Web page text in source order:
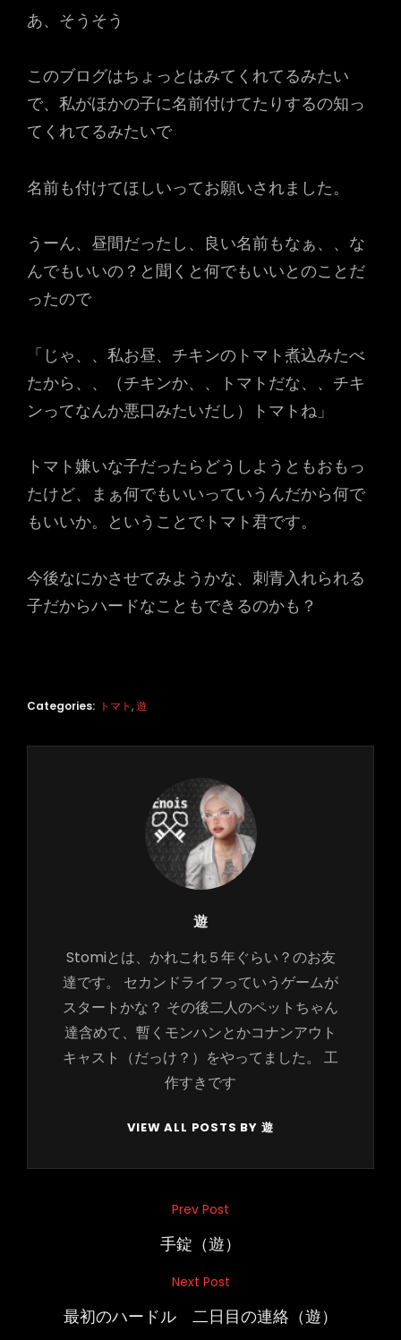
あ、そうそう
このブログはちょっとはみてくれてるみたい
で、私がほかの子に名前付けてたりするの知っ
てくれてるみたいで
名前も付けてほしいってお願いされました。
うーん、昼間だったし、良い名前もなぁ、、な
んでもいいの？と聞くと何でもいいとのことだ
ったので
「じゃ、、私お昼、チキンのトマト煮込みたべ
たから、、（チキンか、、トマトだな、、チキ
ンってなんか悪口みたいだし）トマトね」
トマト嫌いな子だったらどうしようともおもっ
たけど、まぁ何でもいいっていうんだから何で
もいいか。ということでトマト君です。
今後なにかさせてみようかな、刺青入れられる
子だからハードなこともできるのかも？
Categories: トマト,遊
Author:
遊
Stomiとは、かれこれ５年ぐらい？のお友
達です。 セカンドライフっていうゲームが
スタートかな？ その後二人のペットちゃん
達含めて、暫くモンハンとかコナンアウト
キャスト（だっけ？）をやってました。 工
作すきです
VIEW ALL POSTS BY 遊
Prev Post
手錠（遊）
Next Post
最初のハードル 二日目の連絡（遊）